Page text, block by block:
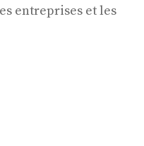
entreprises et les